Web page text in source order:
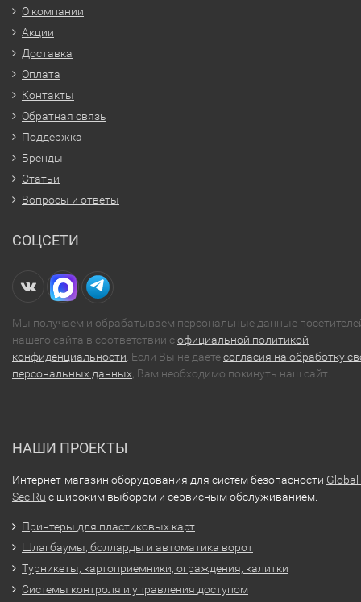
О компании
Акции
Доставка
Оплата
Контакты
Обратная связь
Поддержка
Бренды
Статьи
Вопросы и ответы
СОЦСЕТИ
Мы получаем и обрабатываем персональные данные
нашего сайта в соответствии софициальной политикой
конфиденциальности . Если Вы не даетесогласия на обработку
персональных данных , Вам необходимо покинуть наш сайт.
НАШИ ПРОЕКТЫ
Интернет-магазин оборудования для систем безопасности Global-
Sec.Ru с широким выбором и сервисным обслуживанием.
Принтеры для пластиковых карт
Шлагбаумы, болларды и автоматика ворот
Турникеты, картоприемники, ограждения, калитки
Системы контроля и управления доступом